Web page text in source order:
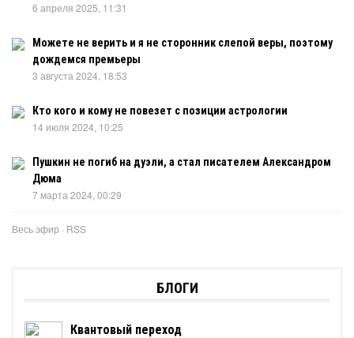
6 апреля 2025, 11:31
Можете не верить и я не сторонник слепой веры, поэтому
дождемся премьеры
3 августа 2024, 18:53
Кто кого и кому не повезет с позиции астрологии
14 июля 2024, 10:25
Пушкин не погиб на дуэли, а стал писателем Александром
Дюма
7 марта 2024, 00:29
Весь эфир · RSS
БЛОГИ
Квантовый переход